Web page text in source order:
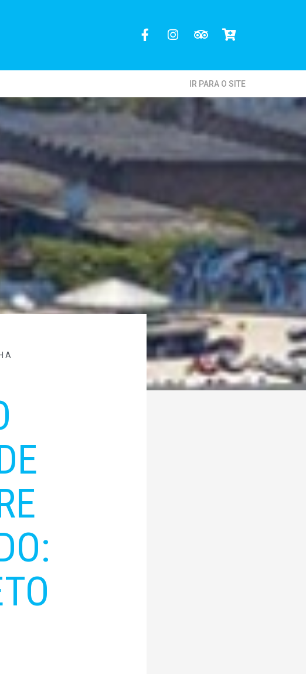
IR PARA O SITE